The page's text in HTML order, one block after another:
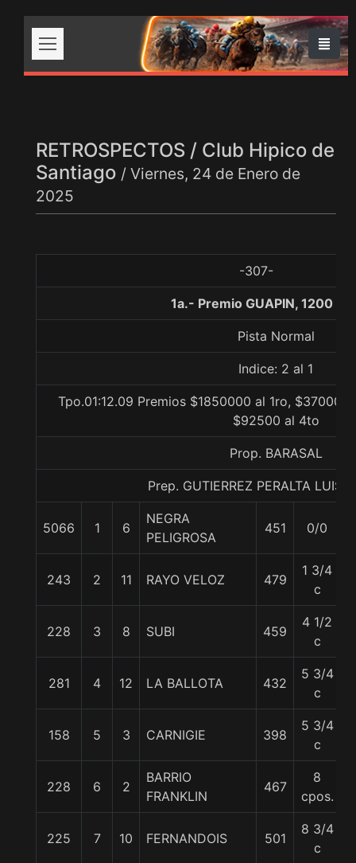
RETROSPECTOS / Club Hipico de
Santiago / Viernes, 24 de Enero de
2025
-307-
1a.- Premio GUAPIN, 1200
Pista Normal
Indice: 2 al 1
Tpo.01:12.09 Premios $1850000 al 1ro,
$92500 al 4to
Prop. BARASAL
Prep. GUTIERREZ PERALTA LUIS
5066 1 6
NEGRA
PELIGROSA
451 0/0
243 2 11 RAYO VELOZ 479
1 3/4
c
228 3 8 SUBI 459
4 1/2
c
281 4 12 LA BALLOTA 432
5 3/4
c
158 5 3 CARNIGIE 398
5 3/4
c
228 6 2
BARRIO
FRANKLIN
467
8
cpos.
225 7 10 FERNANDOIS 501
8 3/4
c